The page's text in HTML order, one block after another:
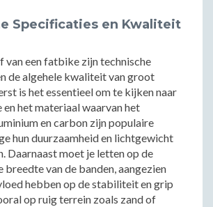
Specificaties en Kwaliteit
van een fatbike zijn technische
de algehele kwaliteit van groot
is het essentieel om te kijken naar
het materiaal waarvan het
en carbon zijn populaire
hun duurzaamheid en lichtgewicht
Daarnaast moet je letten op de
breedte van de banden, aangezien
hebben op de stabiliteit en grip
op ruig terrein zoals zand of